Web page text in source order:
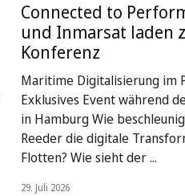
Connected to
und Inmarsat laden
Konferenz
Maritime Digitalisierung im
Exklusives Event während
in Hamburg Wie
Reeder die digitale
Flotten? Wie sieht der ...
29. Juli 2026